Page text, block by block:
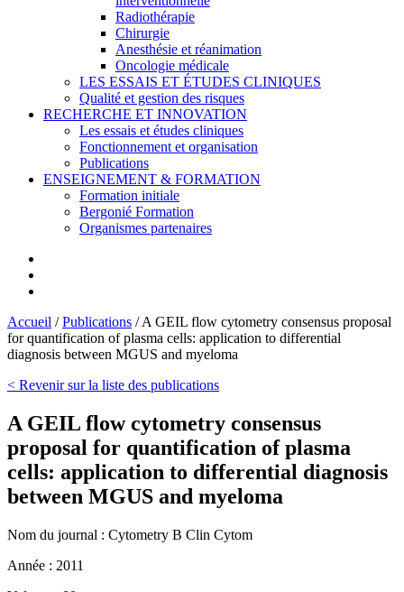
Radiothérapie
Chirurgie
Anesthésie et réanimation
Oncologie médicale
LES ESSAIS ET ÉTUDES CLINIQUES
Qualité et gestion des risques
RECHERCHE ET INNOVATION
Les essais et études cliniques
Fonctionnement et organisation
Publications
ENSEIGNEMENT & FORMATION
Formation initiale
Bergonié Formation
Organismes partenaires
Accueil /Publications /A GEIL flow cytometry consensus proposal
for quantification of plasma cells: application to differential
diagnosis between MGUS and myeloma
< Revenir sur la liste des publications
A GEIL flow cytometry consensus
proposal for quantification of plasma
cells: application to differential diagnosis
between MGUS and myeloma
Nom du journal : Cytometry B Clin Cytom
Année : 2011